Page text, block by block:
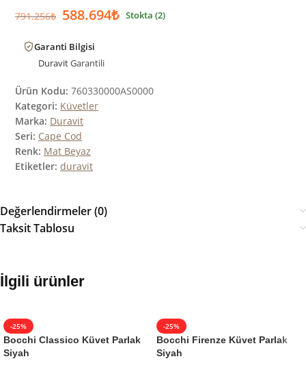
791.256₺ 588.694₺ Stokta (2)
Garanti Bilgisi
DuravitGarantili
Ürün Kodu: 760330000AS0000
Kategori: Küvetler
Marka: Duravit
Seri: Cape Cod
Renk: Mat Beyaz
Etiketler: duravit
Değerlendirmeler (0)
Taksit Tablosu
İlgili ürünler
-25%
Bocchi Classico Küvet Parlak
Siyah
-25%
Bocchi Firenze Küvet Parlak
Siyah